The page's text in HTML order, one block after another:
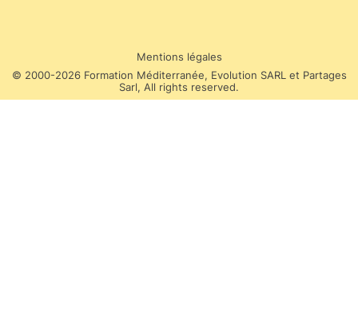
Mentions légales
© 2000-2026 Formation Méditerranée, Evolution SARL et Partages
Sarl, All rights reserved.